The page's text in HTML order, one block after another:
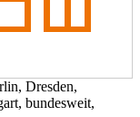
Dresden,
bundesweit,